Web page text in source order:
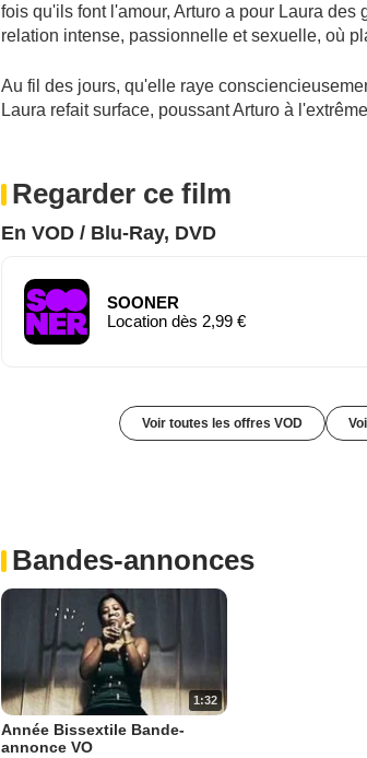
fois qu'ils font l'amour, Arturo a pour Laura
relation intense, passionnelle et sexuelle, où
Au fil des jours, qu'elle raye
Laura refait surface, poussant Arturo à
Regarder ce film
En VOD / Blu-Ray, DVD
SOONER
Location dès 2,99 €
Voir toutes les offres VOD
Bandes-annonces
1:32
Année Bissextile Bande-
annonce VO